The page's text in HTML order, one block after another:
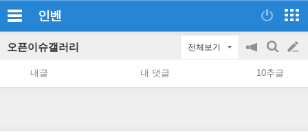
인벤
오픈이슈갤러리 전체보기
공
지
on/off
검
색
글
쓰
내글 내 댓글 10추글